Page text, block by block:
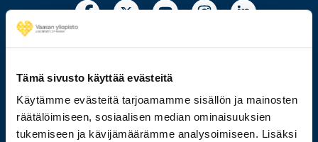
Tämä sivusto käyttää evästeitä
Käytämme evästeitä tarjoamamme sisällön ja mainosten
räätälöimiseen, sosiaalisen median ominaisuuksien
tukemiseen ja kävijämäärämme analysoimiseen. Lisäksi
029 449 8000